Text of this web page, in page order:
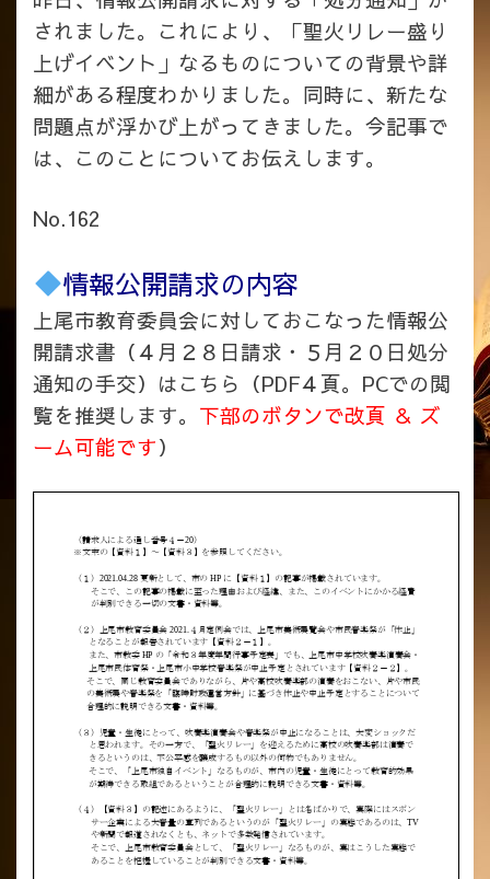
されました。これにより、「聖火リレー盛り
上げイベント」なるものについての背景や詳
細がある程度わかりました。同時に、新たな
問題点が浮かび上がってきました。今記事で
は、このことについてお伝えします。
No.162
情報公開請求の内容
上尾市教育委員会に対しておこなった情報公
開請求書（４月２８日請求・５月２０日処分
通知の手交）はこちら（PDF４頁。PCでの閲
覧を推奨します。 下部のボタンで改頁 ＆ ズ
ーム可能です）